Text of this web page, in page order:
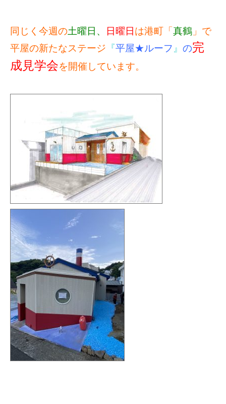
同じく今週の土曜日、 日曜日 は港町「 真鶴 」で
平屋の新たなステージ 『平屋★ルーフ 』 の完
成見学会を開催しています。